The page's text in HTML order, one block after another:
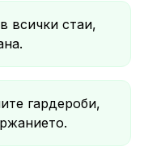
всички стаи,
гардероби,